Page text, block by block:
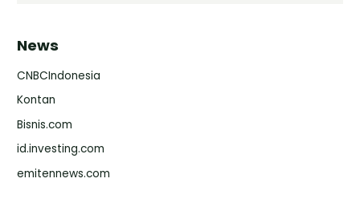
News
CNBCIndonesia
Kontan
Bisnis.com
id.investing.com
emitennews.com